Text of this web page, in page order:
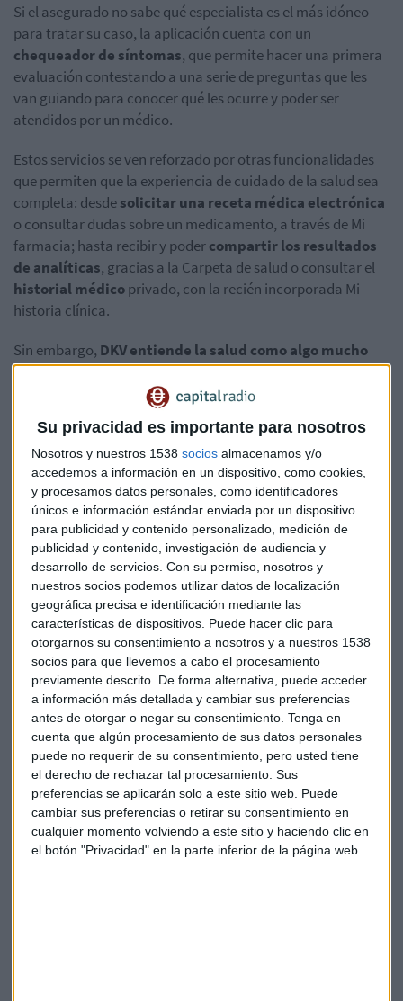
Su privacidad es importante para nosotros
Nosotros y nuestros 1538 socios almacenamos y/o
accedemos a información en un dispositivo, como cookies,
y procesamos datos personales, como identificadores
únicos e información estándar enviada por un dispositivo
para publicidad y contenido personalizado, medición de
publicidad y contenido, investigación de audiencia y
desarrollo de servicios. Con su permiso, nosotros y
nuestros socios podemos utilizar datos de localización
geográfica precisa e identificación mediante las
características de dispositivos. Puede hacer clic para
otorgarnos su consentimiento a nosotros y a nuestros 1538
socios para que llevemos a cabo el procesamiento
previamente descrito. De forma alternativa, puede acceder
a información más detallada y cambiar sus preferencias
antes de otorgar o negar su consentimiento. Tenga en
cuenta que algún procesamiento de sus datos personales
puede no requerir de su consentimiento, pero usted tiene
el derecho de rechazar tal procesamiento. Sus
preferencias se aplicarán solo a este sitio web. Puede
cambiar sus preferencias o retirar su consentimiento en
cualquier momento volviendo a este sitio y haciendo clic en
el botón "Privacidad" en la parte inferior de la página web.
Si el asegurado no sabe qué especialista es el más idóneo
para tratar su caso, la aplicación cuenta con un
chequeador de síntomas, que permite hacer una primera
evaluación contestando a una serie de preguntas que les
van guiando para conocer qué les ocurre y poder ser
atendidos por un médico.
Estos servicios se ven reforzado por otras funcionalidades
que permiten que la experiencia de cuidado de la salud sea
completa: desdesolicitar una receta médica electrónica
o consultar dudas sobre un medicamento, a través de Mi
farmacia; hasta recibir y podercompartir los resultados
de analíticas, gracias a la Carpeta de salud o consultar el
historial médicoprivado, con la recién incorporada Mi
historia clínica.
Sin embargo, DKV entiende la salud como algo mucho
más amplio, que implica cuidar la alimentación,
recuperarse de una lesión, ayudar con el cuidado de un
bebé, trabajar la salud mental y alejarse de malos hábitos.
Por ello, Quiero cuidarme más incorpora los servicios de un
coach de saludpara mejorar la actividad física, colesterol
o dejar de fumar, entre otros, y de una comadrona digital
para mujeres embarazadas o que acaban de ser madres y
necesitan contactar con una comadrona para resolver
dudas sobre los cuidados del bebé, la lactancia, y otros
aspectos de su salud.
También los cuidados de un fisio online. Desde la aplicación,
un equipo defisioterapeutas especializados en
rehabilitación digitalvalora el estado de salud del
asegurado a través de una videoconsulta y crea un plan
personalizado. Gracias a la cámara del móvil y a los
algoritmos de la inteligencia artificial de la plataforma, los
fisioterapeutas tutorizan y corrigen la ejecución de los
ejercicios en tiempo real.
Y, no menos importante, un servicio denominado “Cuida tu
mente”, con el que los asegurados pueden controlar sus
propios indicadores de salud mental, solicitar una primera